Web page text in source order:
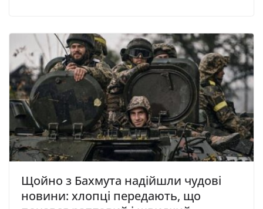
Щойно з Бaхмyта надійшли чудові
новини: хлопці передають, що